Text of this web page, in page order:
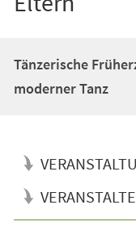
Tänzerische
moderner Tanz